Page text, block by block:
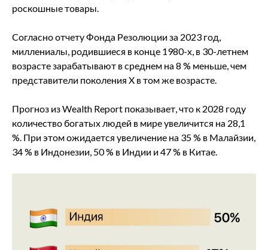
роскошные товары.
Согласно отчету Фонда Резолюции за 2023 год,
миллениалы, родившиеся в конце 1980-х, в 30-летнем
возрасте зарабатывают в среднем на 8 % меньше, чем
представители поколения X в том же возрасте.
Прогноз из Wealth Report показывает, что к 2028 году
количество богатых людей в мире увеличится на 28,1
%. При этом ожидается увеличение на 35 % в Малайзии,
34 % в Индонезии, 50 % в Индии и 47 % в Китае.